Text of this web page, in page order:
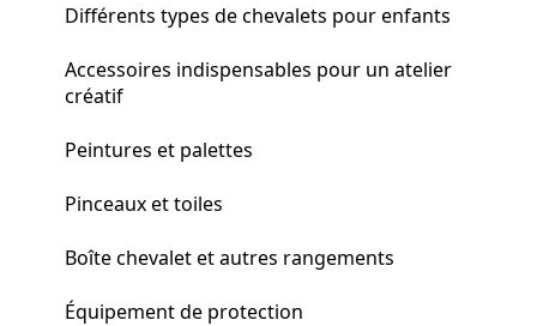
Différents types de chevalets pour enfants
Accessoires indispensables pour un atelier
créatif
Peintures et palettes
Pinceaux et toiles
Boîte chevalet et autres rangements
Équipement de protection